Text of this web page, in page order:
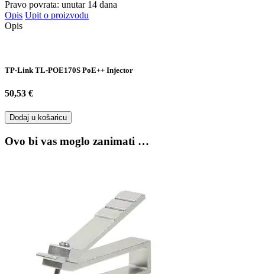
Pravo povrata: unutar 14 dana
Opis Upit o proizvodu
Opis
TP-Link TL-POE170S PoE++ Injector
50,53 €
Dodaj u košaricu
Ovo bi vas moglo zanimati …